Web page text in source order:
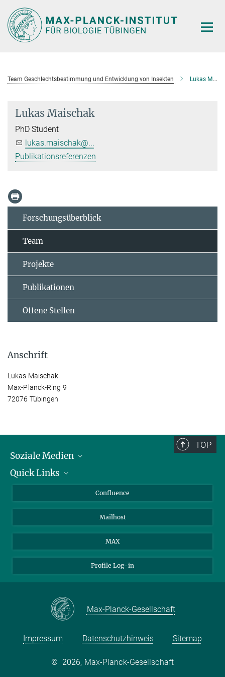
Hauptinhalt
Team Geschlechtsbestimmung und Entwicklung von Insekten Lukas Maischak
Lukas Maischak
PhD Student
lukas.maischak@...
Publikationsreferenzen
Forschungsüberblick
Team
Projekte
Publikationen
Offene Stellen
Anschrift
Lukas Maischak
Max-Planck-Ring 9
72076 Tübingen
TOP
Soziale Medien
LinkedIn
Quick Links
Für Journalisten und Journalistinnen
Ihr Weg zu uns
Confluence
Mailhost
MAX
Profile Log-in
Max-Planck-Gesellschaft
Impressum Datenschutzhinweis Sitemap
© 2026, Max-Planck-Gesellschaft